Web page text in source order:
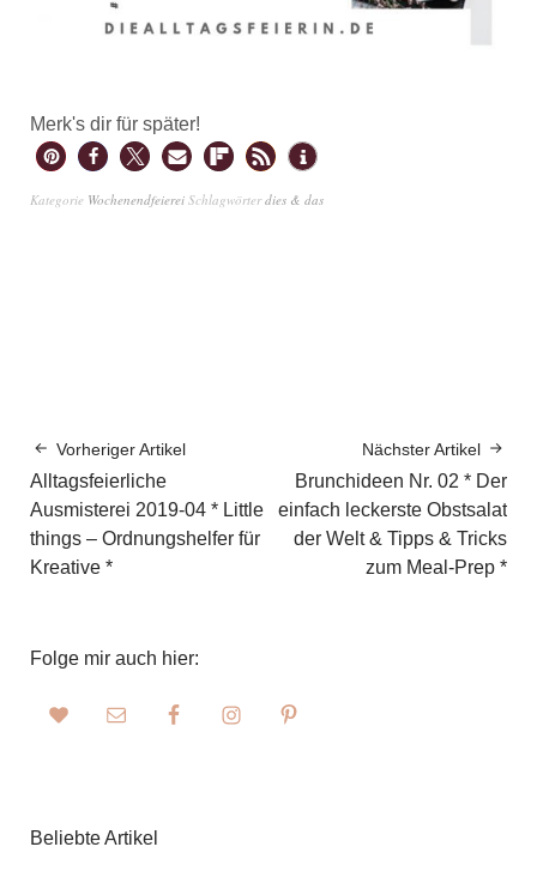
Merk's dir für später!
Kategorie Wochenendfeierei Schlagwörterdies & das
Vorheriger Artikel
Alltagsfeierliche
Ausmisterei 2019-04 * Little
things – Ordnungshelfer für
Kreative *
Nächster Artikel
Brunchideen Nr. 02 * Der
einfach leckerste Obstsalat
der Welt & Tipps & Tricks
zum Meal-Prep *
Folge mir auch hier:
Beliebte Artikel